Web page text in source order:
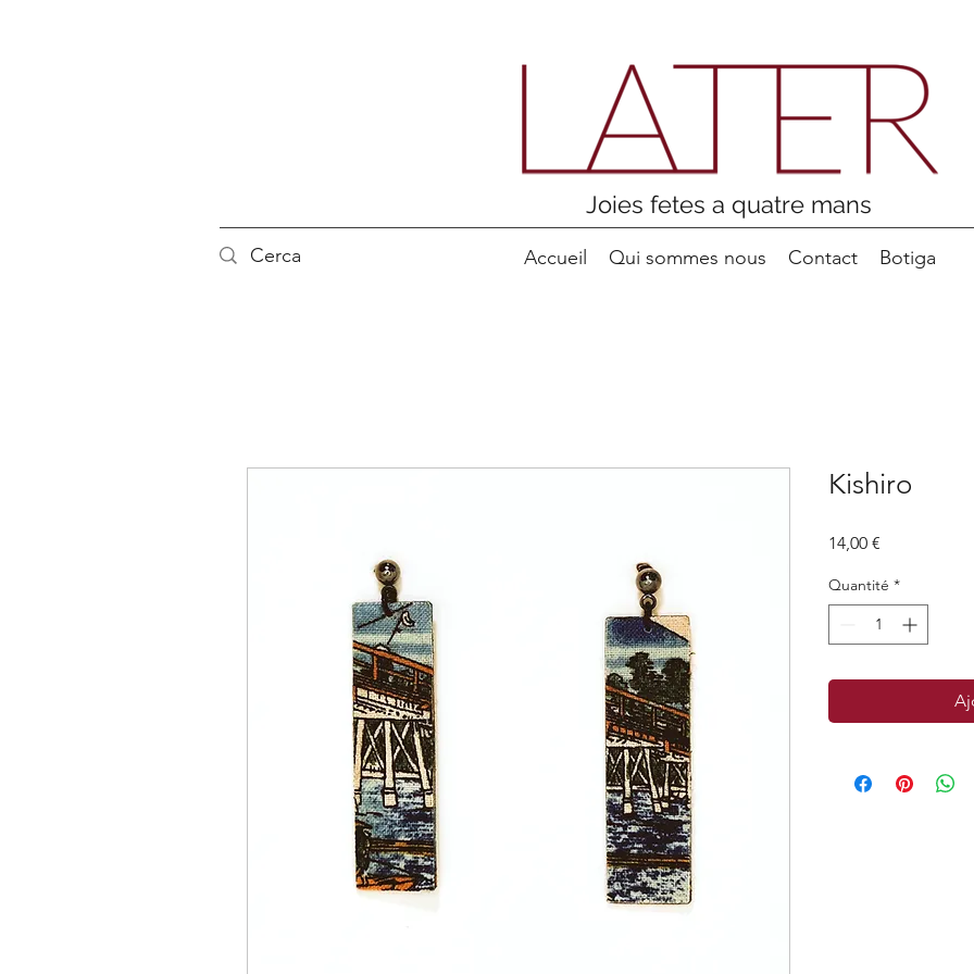
Joies fetes a quatre mans
Accueil Qui sommes nous Contact Botiga
Kishiro
14,00 €
Quantité *